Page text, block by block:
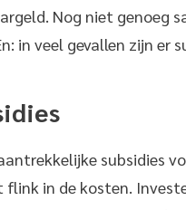
Nog niet genoeg
in veel gevallen zijn er
subsidies
flink in de kosten.